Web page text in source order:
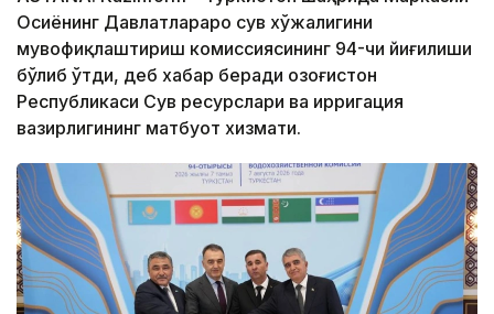
Осиёнинг Давлатлараро сув хўжалигини
мувофиқлаштириш комиссиясининг 94-чи йиғилиши
бўлиб ўтди, деб хабар беради Қозоғистон
Республикаси Сув ресурслари ва ирригация
вазирлигининг матбуот хизмати.